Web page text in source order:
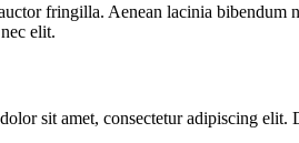
fringilla. Aenean lacinia bibendum
elit.
sit amet, consectetur adipiscing elit.